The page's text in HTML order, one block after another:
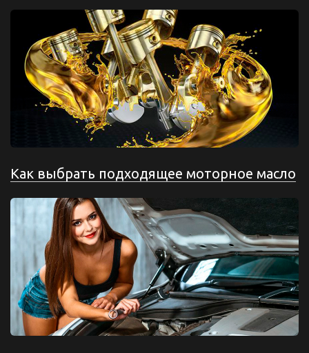
Как выбрать подходящее моторное масло